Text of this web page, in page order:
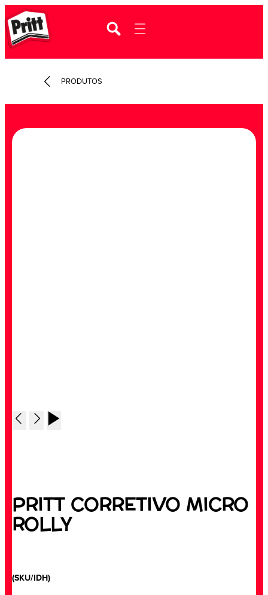
PRODUTOS
PRITT CORRETIVO MICRO
ROLLY
(SKU/IDH)